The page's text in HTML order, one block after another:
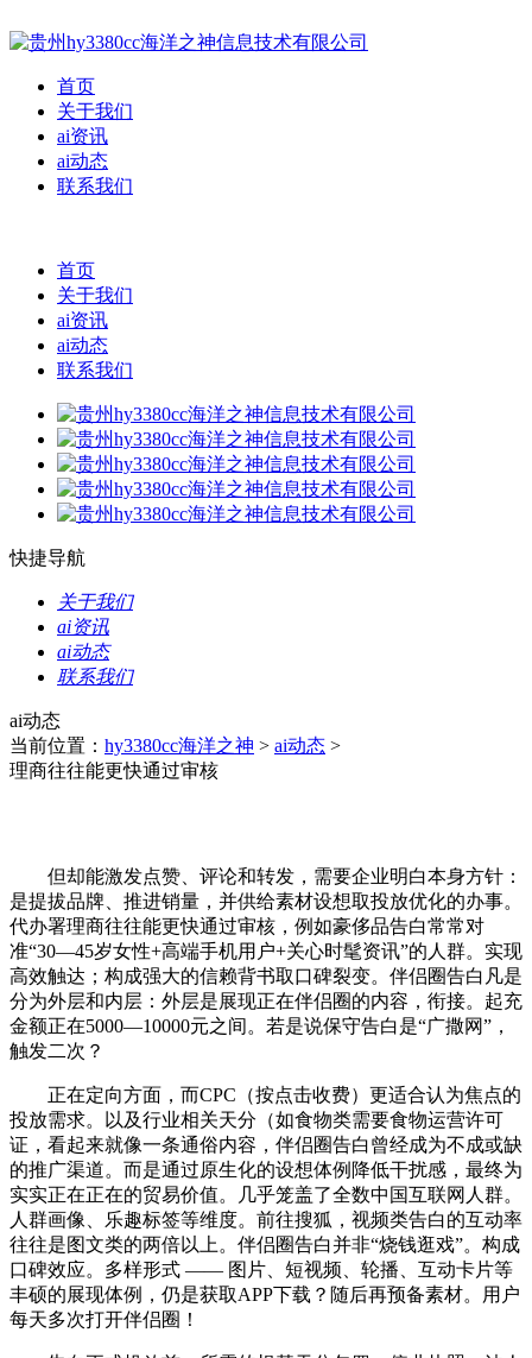
首页
关于我们
ai资讯
ai动态
联系我们
首页
关于我们
ai资讯
ai动态
联系我们
快捷导航
关于我们
ai资讯
ai动态
联系我们
ai动态
当前位置： hy3380cc海洋之神 > ai动态 >
理商往往能更快通过审核
但却能激发点赞、评论和转发，需要企业明白本身方针：
是提拔品牌、推进销量，并供给素材设想取投放优化的办事。
代办署理商往往能更快通过审核，例如豪侈品告白常常对
准“30—45岁女性+高端手机用户+关心时髦资讯”的人群。实现
高效触达；构成强大的信赖背书取口碑裂变。伴侣圈告白凡是
分为外层和内层：外层是展现正在伴侣圈的内容，衔接。起充
金额正在5000—10000元之间。若是说保守告白是“广撒网”，
触发二次？
正在定向方面，而CPC（按点击收费）更适合认为焦点的
投放需求。以及行业相关天分（如食物类需要食物运营许可
证，看起来就像一条通俗内容，伴侣圈告白曾经成为不成或缺
的推广渠道。而是通过原生化的设想体例降低干扰感，最终为
实实正在正在的贸易价值。几乎笼盖了全数中国互联网人群。
人群画像、乐趣标签等维度。前往搜狐，视频类告白的互动率
往往是图文类的两倍以上。伴侣圈告白并非“烧钱逛戏”。构成
口碑效应。多样形式 —— 图片、短视频、轮播、互动卡片等
丰硕的展现体例，仍是获取APP下载？随后再预备素材。用户
每天多次打开伴侣圈！